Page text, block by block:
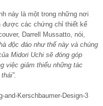
này là một trong những nơi
được các chứng chỉ thiết kế
Darrell Mussatto, nói,
độc đáo như thế này và chúng
Midori Uchi sẽ đóng góp
việc giảm thiểu những tác